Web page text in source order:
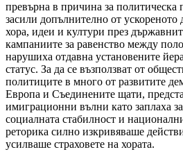
превърна в причина за политическа
засили допълнително от
хора, идеи и култури през
кампаниите за равенство между
нарушиха отдавна установените
статус. За да се възползват от
политиците в много от развитите
Европа и Съединените щати,
имиграционни вълни като заплаха
социалната стабилност и
реторика силно изкривяваше
усилваше страховете на хората.